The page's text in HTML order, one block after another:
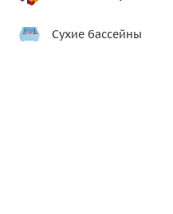
Сухие бассейны